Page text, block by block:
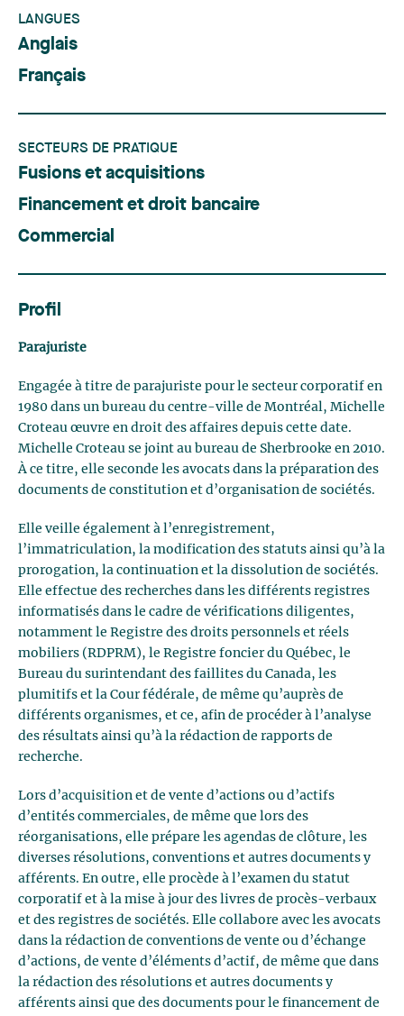
LANGUES
Anglais
Français
SECTEURS DE PRATIQUE
Fusions et acquisitions
Financement et droit bancaire
Commercial
Profil
Parajuriste
Engagée à titre de parajuriste pour le secteur corporatif en
1980 dans un bureau du centre-ville de Montréal, Michelle
Croteau œuvre en droit des affaires depuis cette date.
Michelle Croteau se joint au bureau de Sherbrooke en 2010.
À ce titre, elle seconde les avocats dans la préparation des
documents de constitution et d’organisation de sociétés.
Elle veille également à l’enregistrement,
l’immatriculation, la modification des statuts ainsi qu’à la
prorogation, la continuation et la dissolution de sociétés.
Elle effectue des recherches dans les différents registres
informatisés dans le cadre de vérifications diligentes,
notamment le Registre des droits personnels et réels
mobiliers (RDPRM), le Registre foncier du Québec, le
Bureau du surintendant des faillites du Canada, les
plumitifs et la Cour fédérale, de même qu’auprès de
différents organismes, et ce, afin de procéder à l’analyse
des résultats ainsi qu’à la rédaction de rapports de
recherche.
Lors d’acquisition et de vente d’actions ou d’actifs
d’entités commerciales, de même que lors des
réorganisations, elle prépare les agendas de clôture, les
diverses résolutions, conventions et autres documents y
afférents. En outre, elle procède à l’examen du statut
corporatif et à la mise à jour des livres de procès-verbaux
et des registres de sociétés. Elle collabore avec les avocats
dans la rédaction de conventions de vente ou d’échange
d’actions, de vente d’éléments d’actif, de même que dans
la rédaction des résolutions et autres documents y
afférents ainsi que des documents pour le financement de